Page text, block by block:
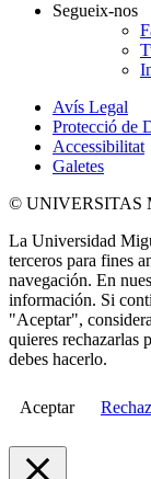
Segueix-nos
Avís Legal
Protecció de
Accessibilitat
Galetes
© UNIVERSITAS
La Universidad
terceros para fines
navegación. En
información. Si
"Aceptar",
quieres rechazarlas
debes hacerlo.
Aceptar